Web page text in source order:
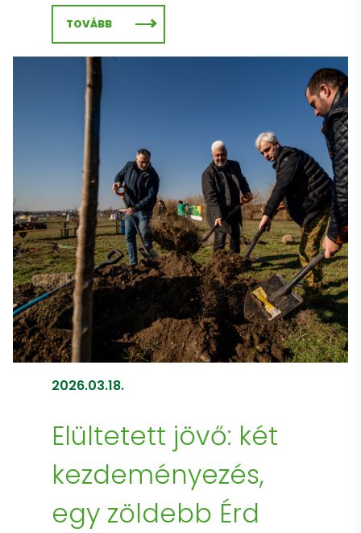
TOVÁBB
2026.03.18.
Elültetett jövő: két
kezdeményezés,
egy zöldebb Érd